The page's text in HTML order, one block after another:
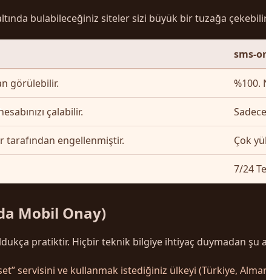
bulabileceğiniz siteler sizi büyük bir tuzağa
sms-
görülebilir. %100.
çalabilir.
tarafından engellenmiştir. Çok
7/24
Mobil Onay)
pratiktir. Hiçbir teknik bilgiye ihtiyaç duymadan şu
servisini ve kullanmak istediğiniz ülkeyi (Türkiye,